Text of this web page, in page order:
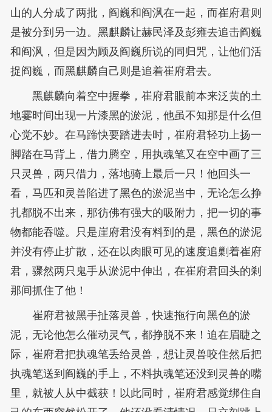
山的人分成了两批，阎巍和阎沨在一起，而崔府君则
是被分到另一边。黑麒麟让赫民泽及彭雍去追击阎巍
和阎沨，但是因为顾及阎巍所说的同归咒，让他们活
捉阎巍，而黑麒麟自己则是追着崔府君去。
黑麒麟向着空中握拳，崔府君眼前本来泛黄的土
地霎时间出现一片漆黑的淤泥，他虽不知那是什么但
心觉不妙。在马蹄快要踏进去时，崔府君轻功上扬一
脚踏在马背上，借力腾空，用执魂笔又在空中画了三
只灵兽，两只借力，落地骑上最后一只！他回头一
看，马匹和灵兽陷进了黑色的淤泥当中，无论怎么挣
扎都脱不出来，那彷佛有强大的吸附力，把一切的事
物都能吞噬。只是崖府君没有料到的是，黑色的淤泥
并没有停止扩散，还在以肉眼可见的速度追剿着崔府
君，骤然两只鬼手从淤泥中伸出，在崔府君回头的剎
那间抓住了他！
崔府君被黑手扯落灵兽，快速拖行向黑色的淤
泥，无论他怎么催动灵气，都挣脱不来！迫在眉睫之
际，崔府君把执魂笔丢给灵兽，想让灵兽咬住然后把
执魂笔送到阎巍的手上，不料执魂笔还没到灵兽的嘴
里，就被人从中截获！以此同时，崔府君感觉绑住自